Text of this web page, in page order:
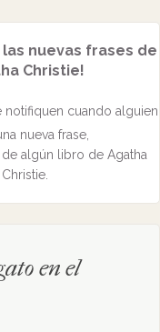
nuevas frases de
Christie!
cuando alguien
nueva frase,
algún libro de Agatha
Christie.
en el